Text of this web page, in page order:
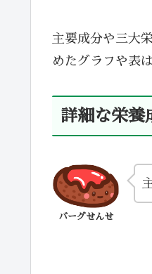
主要成分や三大
めたグラフや表は
詳細な栄養
バーグせんせ